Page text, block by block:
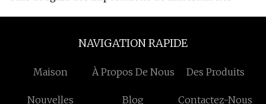
NAVIGATION RAPIDE
Maison À Propos De Nous Des Produits
Nouvelles Blog Contactez-Nous